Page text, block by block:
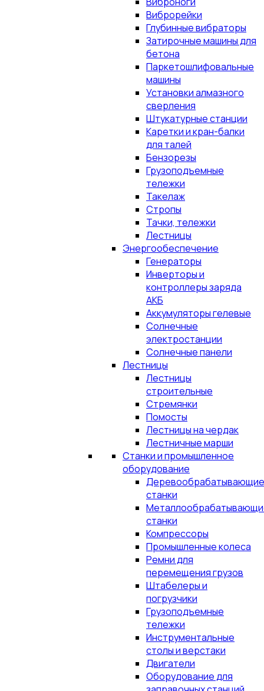
Виброрейки
Глубинные вибраторы
Затирочные машины для
бетона
Паркетошлифовальные
машины
Установки алмазного
сверления
Штукатурные станции
Каретки и кран-балки
для талей
Бензорезы
Грузоподъемные
тележки
Такелаж
Стропы
Тачки, тележки
Лестницы
Энергообеспечение
Генераторы
Инверторы и
контроллеры заряда
АКБ
Аккумуляторы гелевые
Солнечные
электростанции
Солнечные панели
Лестницы
Лестницы
строительные
Стремянки
Помосты
Лестницы на чердак
Лестничные марши
Станки и промышленное
оборудование
Деревообрабатывающие
станки
станки
Компрессоры
Промышленные колеса
Ремни для
перемещения грузов
Штабелеры и
погрузчики
Грузоподъемные
тележки
Инструментальные
столы и верстаки
Двигатели
Оборудование для